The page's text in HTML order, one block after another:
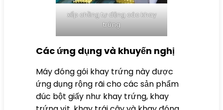
xếp chồng tự động các khay
trứng
Các ứng dụng và khuyến nghị
Máy đóng gói khay trứng này được
ứng dụng rộng rãi cho các sản phẩm
đúc bột giấy như khay trứng, khay